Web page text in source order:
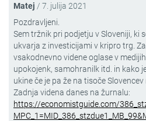
Matej / 7. julija 2021
Pozdravljeni.
Sem tržnik pri podjetju v Sloveniji, ki
ukvarja z investicijami v kripro trg.
vsakodnevno videne oglase v
upokojenk, samohranilk itd. in kako
ukine če je pa že na tisoče Slovencev
Zadnja videna danes na žurnalu:
https://economistguide.com/